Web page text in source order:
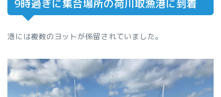
9時過ぎに集合場所の荷川取漁港に到着
港には複数のヨットが係留されていました。